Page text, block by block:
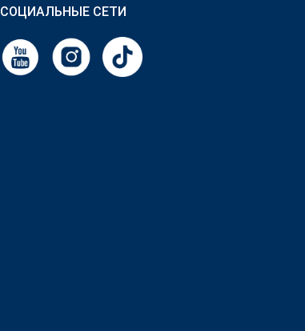
СОЦИАЛЬНЫЕ СЕТИ